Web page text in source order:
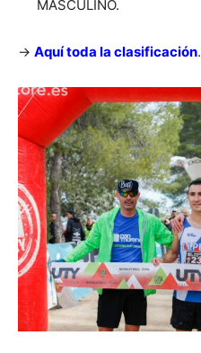
MASCULINO.
-> Aquí toda la clasificación.